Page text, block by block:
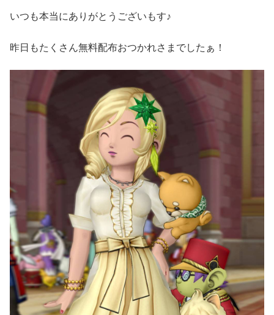
いつも本当にありがとうございもす♪
昨日もたくさん無料配布おつかれさまでしたぁ！